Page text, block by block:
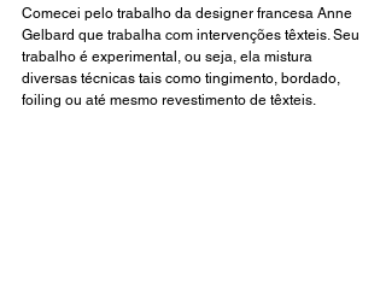
Comecei pelo trabalho da designer francesa Anne
Gelbard que trabalha com intervenções têxteis. Seu
trabalho é experimental, ou seja, ela mistura
diversas técnicas tais como tingimento, bordado,
foiling ou até mesmo revestimento de têxteis.